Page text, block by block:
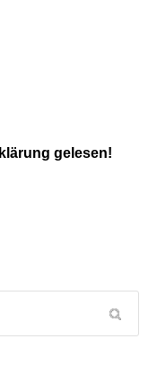
gelesen!